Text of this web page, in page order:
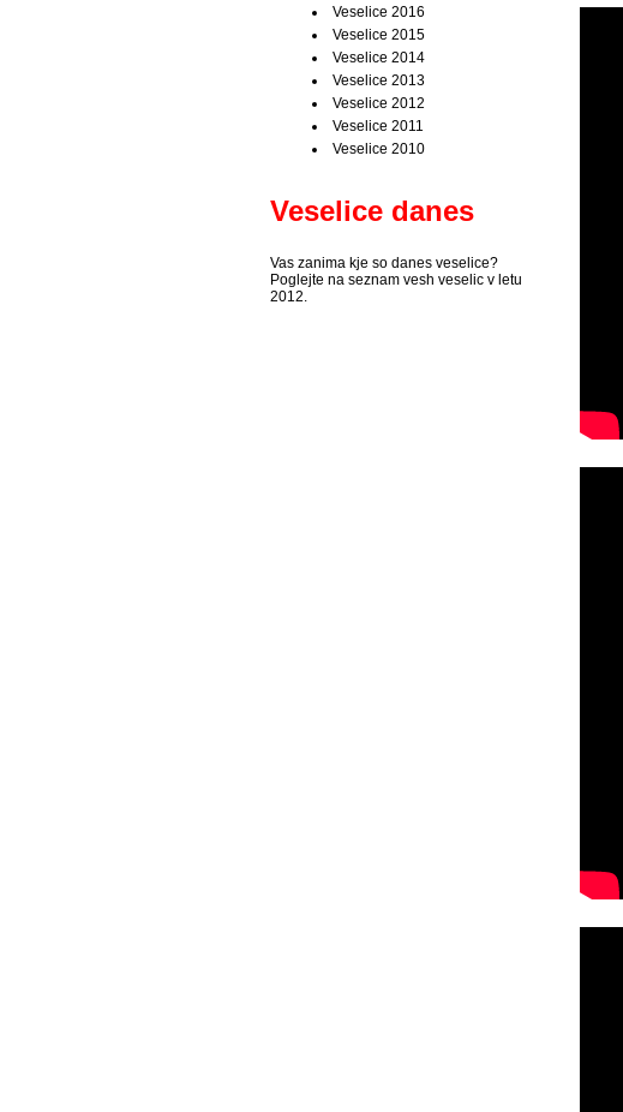
Veselice 2016
Veselice 2015
Veselice 2014
Veselice 2013
Veselice 2012
Veselice 2011
Veselice 2010
Veselice danes
Vas zanima kje so danes veselice?
Poglejte na seznam vesh veselic v letu
2012.